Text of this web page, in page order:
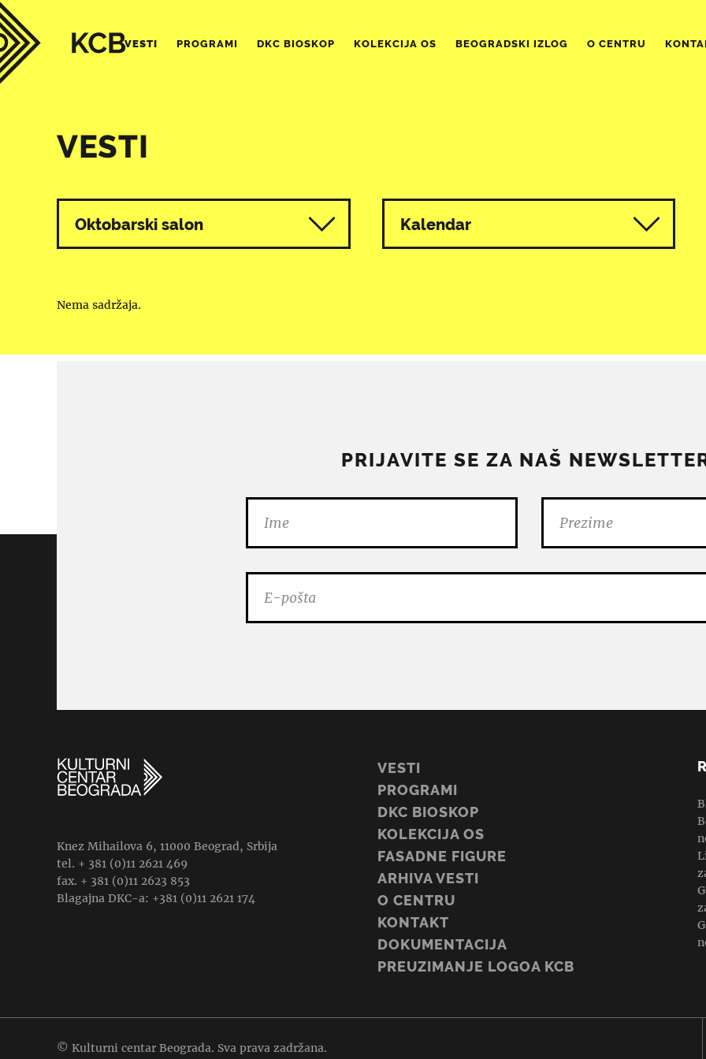
VESTI PROGRAMI DKC BIOSKOP KOLEKCIJA OS BEOGRADSKI IZLOG O CENTRU
VESTI
Svi programi
Oktobarski salon Kalendar
Nema sadržaja.
PRIJAVITE SE ZA NAŠ
Knez Mihailova 6, 11000 Beograd, Srbija
tel. + 381 (0)11 2621 469
fax. + 381 (0)11 2623 853
Blagajna DKC-a: +381 (0)11 2621 174
VESTI
PROGRAMI
DKC BIOSKOP
KOLEKCIJA OS
FASADNE FIGURE
ARHIVA VESTI
O CENTRU
KONTAKT
DOKUMENTACIJA
PREUZIMANJE LOGOA KCB
© Kulturni centar Beograda. Sva prava zadržana.